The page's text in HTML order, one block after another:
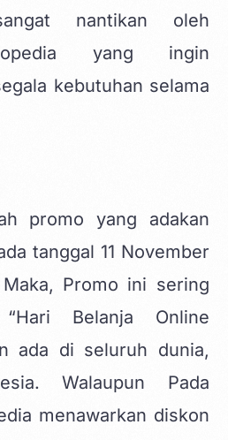
nantikan oleh
yang ingin
kebutuhan selama
promo yang adakan
tanggal 11 November
Promo ini sering
Belanja Online
ada di seluruh dunia,
Walaupun Pada
menawarkan diskon